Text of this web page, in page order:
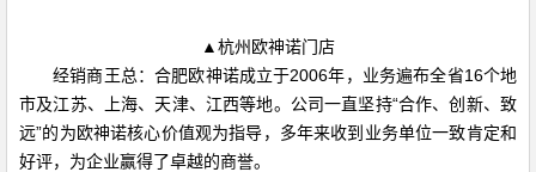
▲杭州欧神诺门店
经销商王总：合肥欧神诺成立于2006年，业务遍布全省16个地
市及江苏、上海、天津、江西等地。公司一直坚持“合作、创新、致
远”的为欧神诺核心价值观为指导，多年来收到业务单位一致肯定和
好评，为企业赢得了卓越的商誉。